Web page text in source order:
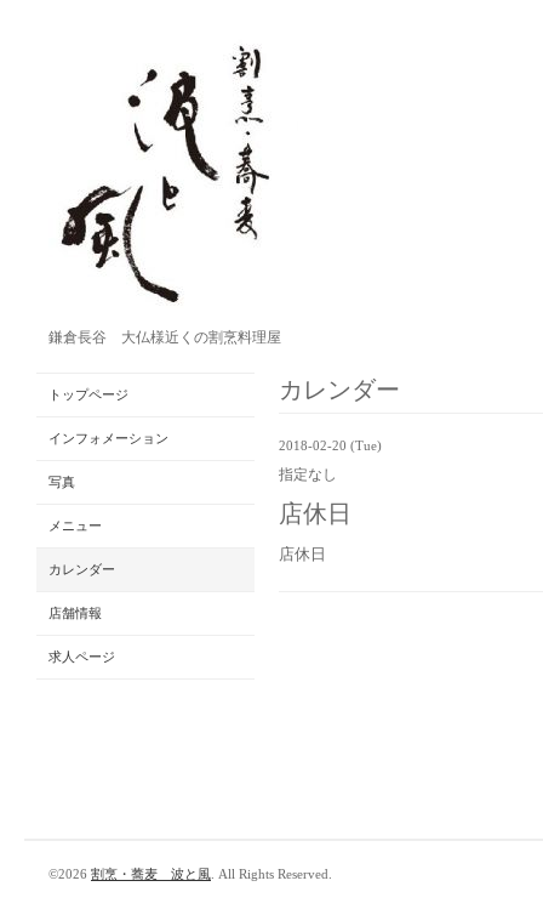
鎌倉長谷 大仏様近くの割烹料理屋
カレンダー
2018-02-20 (Tue)
指定なし
店休日
店休日
トップページ
インフォメーション
写真
メニュー
カレンダー
店舗情報
求人ページ
©2026 割烹・蕎麦 波と風 . All Rights Reserved.